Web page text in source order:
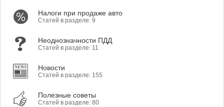
Налоги при продаже авто
Статей в разделе: 9
Неоднозначности ПДД
Статей в разделе: 11
Новости
Статей в разделе: 155
Полезные советы
Статей в разделе: 80